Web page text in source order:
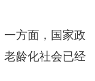
方面，国家政
老龄化社会已经